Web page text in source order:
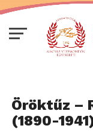
Öröktűz –
(1890-